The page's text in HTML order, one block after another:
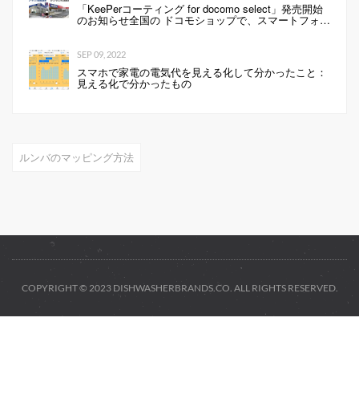
「KeePerコーティング for docomo select」発売開始
のお知らせ全国の ドコモショップで、スマートフォン
にKeePerコーティングを行います 企業リリース
SEP 09, 2022
スマホで家電の電気代を見える化して分かったこと：
見える化で分かったもの
ルンバのマッピング方法
COPYRIGHT © 2023 DISHWASHERBRANDS.CO. ALL RIGHTS RESERVED.